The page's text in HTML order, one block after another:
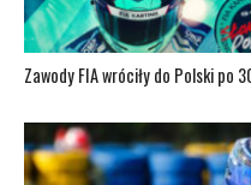
Zawody FIA wróciły do Polski po